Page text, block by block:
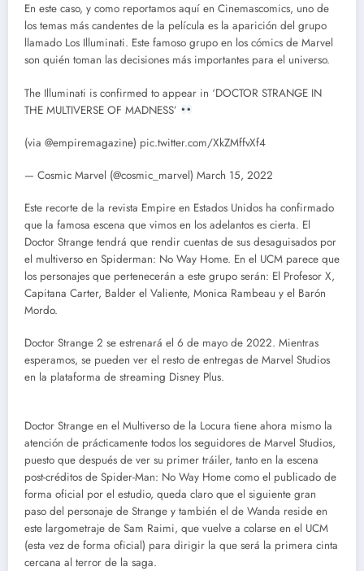
En este caso, y como reportamos aquí en Cinemascomics, uno de
los temas más candentes de la película es la aparición del grupo
llamado Los Illuminati. Este famoso grupo en los cómics de Marvel
son quién toman las decisiones más importantes para el universo.
The Illuminati is confirmed to appear in ‘DOCTOR STRANGE IN
THE MULTIVERSE OF MADNESS’
(via @empiremagazine) pic.twitter.com/XkZMffvXf4
— Cosmic Marvel (@cosmic_marvel) March 15, 2022
Este recorte de la revista Empire en Estados Unidos ha confirmado
que la famosa escena que vimos en los adelantos es cierta. El
Doctor Strange tendrá que rendir cuentas de sus desaguisados por
el multiverso en Spiderman: No Way Home. En el UCM parece que
los personajes que pertenecerán a este grupo serán: El Profesor X,
Capitana Carter, Balder el Valiente, Monica Rambeau y el Barón
Mordo.
Doctor Strange 2 se estrenará el 6 de mayo de 2022. Mientras
esperamos, se pueden ver el resto de entregas de Marvel Studios
en la plataforma de streaming Disney Plus.
Doctor Strange en el Multiverso de la Locura tiene ahora mismo la
atención de prácticamente todos los seguidores de Marvel Studios,
puesto que después de ver su primer tráiler, tanto en la escena
post-créditos de Spider-Man: No Way Home como el publicado de
forma oficial por el estudio, queda claro que el siguiente gran
paso del personaje de Strange y también el de Wanda reside en
este largometraje de Sam Raimi, que vuelve a colarse en el UCM
(esta vez de forma oficial) para dirigir la que será la primera cinta
cercana al terror de la saga.